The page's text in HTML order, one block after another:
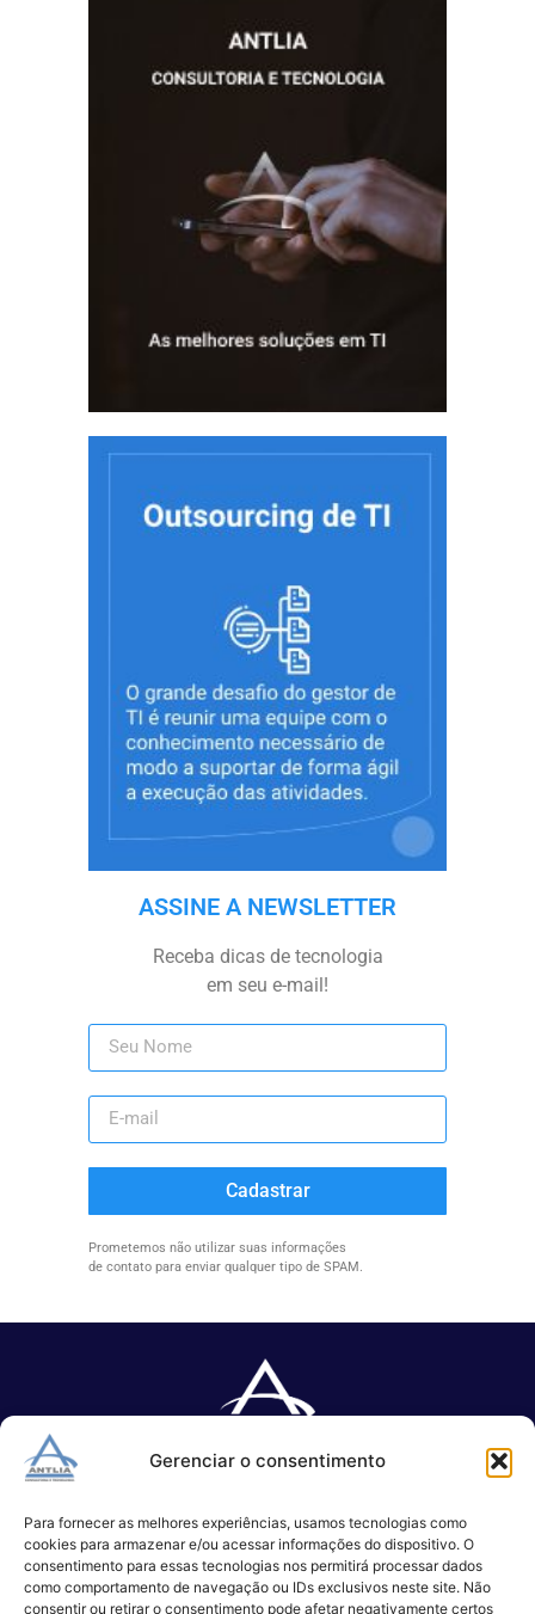
Gerenciar o consentimento
Para fornecer as melhores experiências, usamos tecnologias como
cookies para armazenar e/ou acessar informações do dispositivo. O
consentimento para essas tecnologias nos permitirá processar dados
como comportamento de navegação ou IDs exclusivos neste site. Não
consentir ou retirar o consentimento pode afetar negativamente certos
ASSINE A NEWSLETTER
Receba dicas de tecnologia
em seu e-mail!
Cadastrar
Prometemos não utilizar suas informações
de contato para enviar qualquer tipo de SPAM.
TI.
(11) 3017-0999